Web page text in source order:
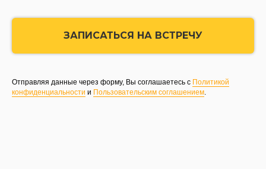
ЗАПИСАТЬСЯ НА ВСТРЕЧУ
Отправляя данные через форму, Вы соглашаетесь с Политикой
конфиденциальности и Пользовательским соглашением.